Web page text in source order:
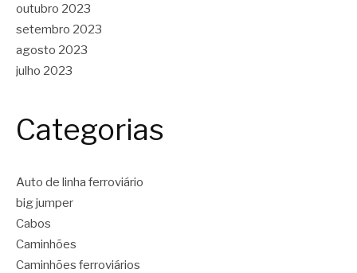
outubro 2023
setembro 2023
agosto 2023
julho 2023
Categorias
Auto de linha ferroviário
big jumper
Cabos
Caminhões
Caminhões ferroviários